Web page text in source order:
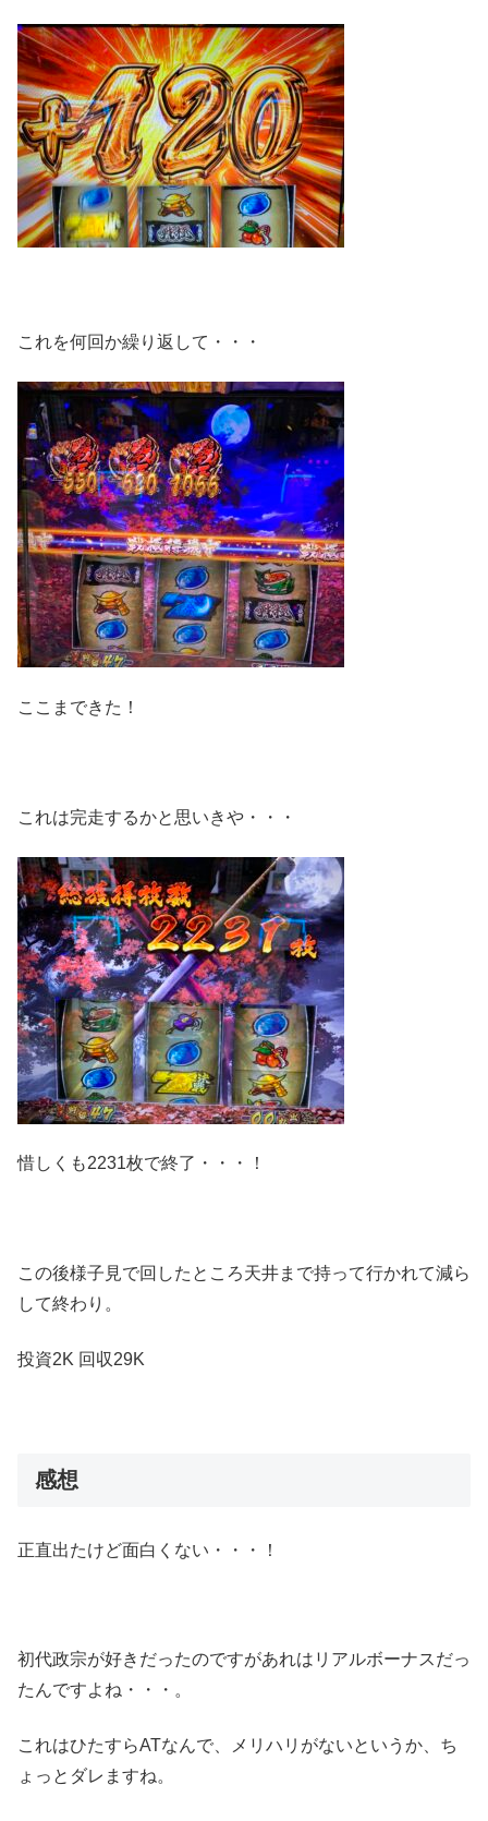
これを何回か繰り返して・・・
ここまできた！
これは完走するかと思いきや・・・
惜しくも2231枚で終了・・・！
この後様子見で回したところ天井まで持って行かれて減ら
して終わり。
投資2K 回収29K
感想
正直出たけど面白くない・・・！
初代政宗が好きだったのですがあれはリアルボーナスだっ
たんですよね・・・。
これはひたすらATなんで、メリハリがないというか、ち
ょっとダレますね。